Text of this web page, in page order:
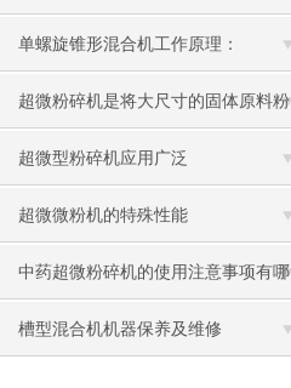
单螺旋锥形混合机工作原理：
超微粉碎机是将大尺寸的固体原料粉
碎至要求尺寸的机械
超微型粉碎机应用广泛
超微微粉机的特殊性能
中药超微粉碎机的使用注意事项有哪
些？
槽型混合机机器保养及维修